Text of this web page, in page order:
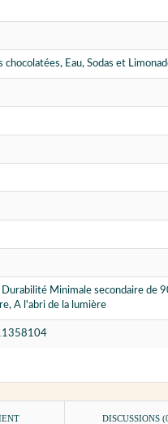
chocolatées, Eau, Sodas et
Durabilité Minimale secondaire de
A l'abri de la lumière
DISCUSSIONS